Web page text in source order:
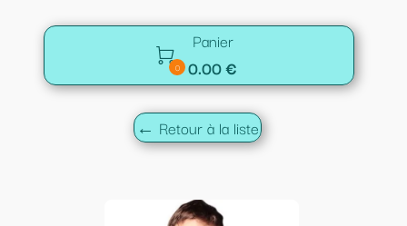

0
Panier
0.00 €
← Retour à la liste